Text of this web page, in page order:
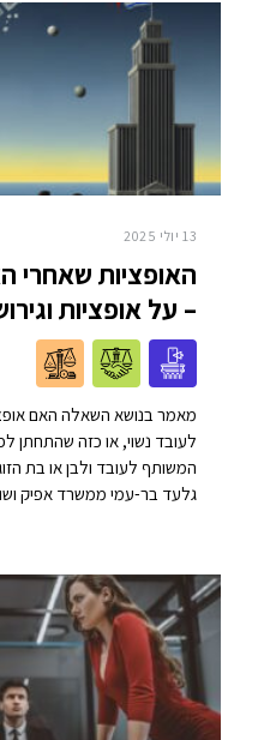
13 יולי 2025
האופציות שאחרי
– על אופציות
מאמר בנושא השאלה האם
לעובד נשוי, או כזה שהתחתן
המשותף לעובד ולבן או בת
גלעד בר-עמי ממשרד אפיק